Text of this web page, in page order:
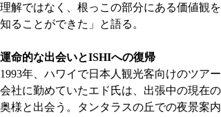
理解ではなく、根っこの部分にある価値観を
知ることができた」と語る。
運命的な出会いとISHIへの復帰
1993年、ハワイで日本人観光客向けのツアー
会社に勤めていたエド氏は、出張中の現在の
奥様と出会う。タンタラスの丘での夜景案内